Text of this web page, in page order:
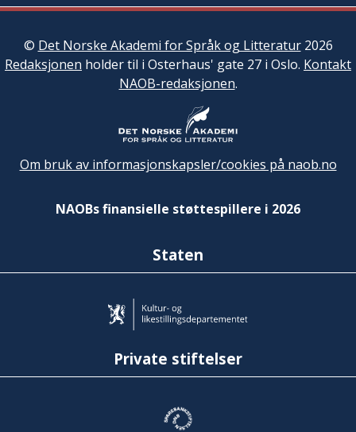
© Det Norske Akademi for Språk og Litteratur2026
Redaksjonen holder til i Osterhaus' gate 27 i Oslo. Kontakt
NAOB-redaksjonen.
Om bruk av informasjonskapsler/cookies på naob.no
NAOBs finansielle støttespillere i 2026
Staten
Private stiftelser